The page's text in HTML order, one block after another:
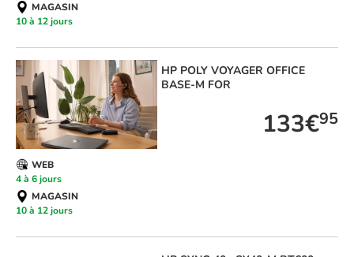
MAGASIN
10 à 12 jours
HP POLY VOYAGER OFFICE
BASE-M FOR
133€95
WEB
4 à 6 jours
MAGASIN
10 à 12 jours